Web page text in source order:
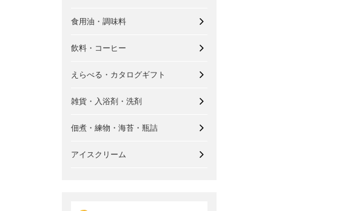
食用油・調味料
飲料・コーヒー
えらべる・カタログギフト
雑貨・入浴剤・洗剤
佃煮・練物・海苔・瓶詰
アイスクリーム